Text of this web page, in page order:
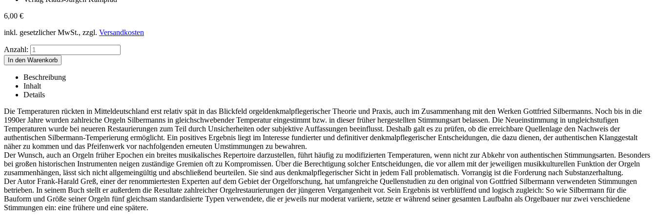
6,00 €
inkl. gesetzlicher MwSt., zzgl. Versandkosten
Anzahl:
Beschreibung
Inhalt
Details
Die Temperaturen rückten in Mitteldeutschland erst relativ spät in das Blickfeld orgeldenkmalpflegerischer Theorie und Praxis, auch im Zusammenhang mit den Werken Gottfried Silbermanns. Noch bis in die
1990er Jahre wurden zahlreiche Orgeln Silbermanns in gleichschwebender Temperatur eingestimmt bzw. in dieser früher hergestellten Stimmungsart belassen. Die Neueinstimmung in ungleichstufigen
Temperaturen wurde bei neueren Restaurierungen zum Teil durch Unsicherheiten oder subjektive Auffassungen beeinflusst. Deshalb galt es zu prüfen, ob die erreichbare Quellenlage den Nachweis der
authentischen Silbermann-Temperierung ermöglicht. Ein positives Ergebnis liegt im Interesse fundierter und definitiver denkmalpflegerischer Entscheidungen, die dazu dienen, der authentischen Klanggestalt
näher zu kommen und das Pfeifenwerk vor nachfolgenden erneuten Umstimmungen zu bewahren.
Der Wunsch, auch an Orgeln früher Epochen ein breites musikalisches Repertoire darzustellen, führt häufig zu modifizierten Temperaturen, wenn nicht zur Abkehr von authentischen Stimmungsarten. Besonders
bei großen historischen Instrumenten neigen zuständige Gremien oft zu Kompromissen. Über die Berechtigung solcher Entscheidungen, die vor allem mit der jeweiligen musikkulturellen Funktion der Orgeln
zusammenhängen, lässt sich nicht allgemeingültig und abschließend beurteilen. Sie sind aus denkmalpflegerischer Sicht in jedem Fall problematisch. Vorrangig ist die Forderung nach Substanzerhaltung.
Der Autor Frank-Harald Greß, einer der renommiertesten Experten auf dem Gebiet der Orgelforschung, hat umfangreiche Quellenstudien zu den original von Gottfried Silbermann verwendeten Stimmungen
betrieben. In seinem Buch stellt er außerdem die Resultate zahlreicher Orgelrestaurierungen der jüngeren Vergangenheit vor. Sein Ergebnis ist verblüffend und logisch zugleich: So wie Silbermann für die
Bauform und Größe seiner Orgeln fünf gleichsam standardisierte Typen verwendete, die er jeweils nur moderat variierte, setzte er während seiner gesamten Laufbahn als Orgelbauer nur zwei verschiedene
Stimmungen ein: eine frühere und eine spätere.